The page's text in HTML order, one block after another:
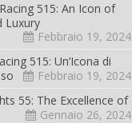
515: An Icon of
Luxury
Febbraio 19, 2024
515: Un’Icona di
Febbraio 19, 2024
55: The Excellence of
Gennaio 26, 2024